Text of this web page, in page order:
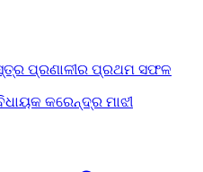
ପ୍ରଣାଳୀର ପ୍ରଥମ ସଫଳ
କରେନ୍ଦ୍ର ମାଝୀ